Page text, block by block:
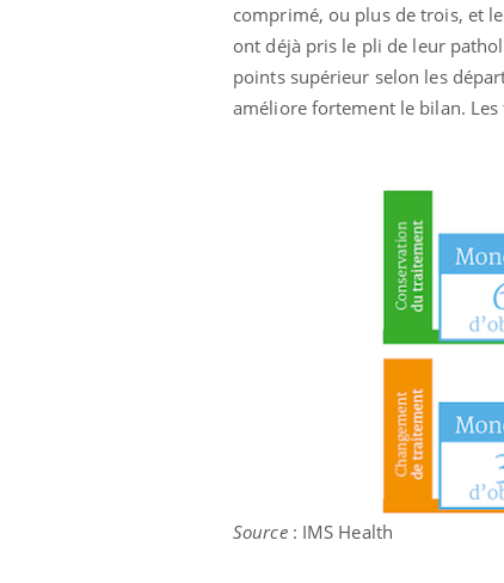
comprimé, ou plus de trois, et
ont déjà pris le pli de leur
points supérieur selon les
améliore fortement le bilan.
Source : IMS Health